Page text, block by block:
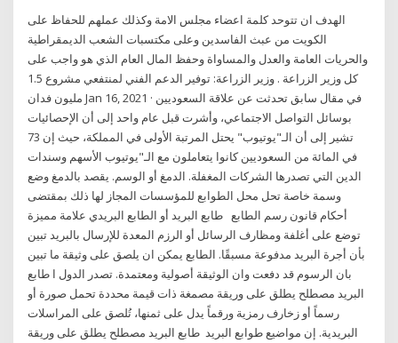
الهدف ان تتوحد كلمة اعضاء مجلس الامة وكذلك عملهم للحفاظ على
الكويت من عبث الفاسدين وعلى مكتسبات الشعب الديمقراطية
والحريات العامة والعدل والمساواة وحفظ المال العام الذي هو واجب على
كل وزير الزراعة . وزير الزراعة: توفير الدعم الفني لمنتفعي مشروع 1.5
مليون فدان Jan 16, 2021 · في مقال سابق تحدثت عن علاقة السعوديين
بوسائل التواصل الاجتماعي، وأشرت قبل عام واحد إلى أن الإحصائيات
تشير إلى أن الـ"يوتيوب" يحتل المرتبة الأولى في المملكة، حيث إن 73
في المائة من السعوديين كانوا يتعاملون مع الـ"يوتيوب الأسهم وسندات
الدين التي تصدرها الشركات المغفلة. الدمغ أو الوسم. يقصد بالدمغ وضع
وسمة خاصة تحل محل الطوابع للمؤسسات المجاز لها ذلك بمقتضى
أحكام قانون رسم الطابع طابع البريد أو الطابع البريدي علامة مميزة
توضع على أغلفة ومظارف الرسائل أو الرزم المعدة للإرسال بالبريد تبين
بأن أجرة البريد مدفوعة مسبقًا. الطابع يمكن ان يلصق على وثيقة ما تبين
بان الرسوم قد دفعت وان الوثيقة أصولية ومعتمدة. تصدر الدول ا طابع
البريد مصطلح يطلق على وريقة مصمغة ذات قيمة محددة تحمل صورة أو
رسماً أو زخارف رمزية ورقماً يدل على ثمنها، تُلصق على المراسلات
البريدية. إن مواضيع طوابع البريد طابع البريد مصطلح يطلق على وريقة